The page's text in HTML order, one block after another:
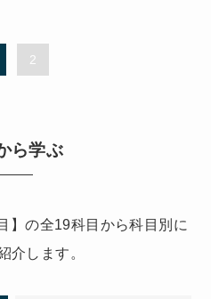
2
ら学ぶ
】の全19科目から科目別に
介します。